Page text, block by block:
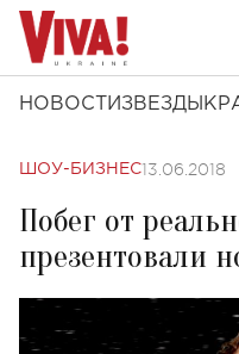
НОВОСТИ ЗВЕЗДЫ
ШОУ-БИЗНЕС13.06.2018
Побег от
презентовали